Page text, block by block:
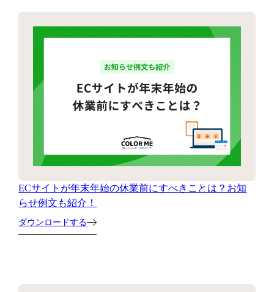
ECサイトが年末年始の休業前にすべきことは？お知
らせ例文も紹介！
ダウンロードする